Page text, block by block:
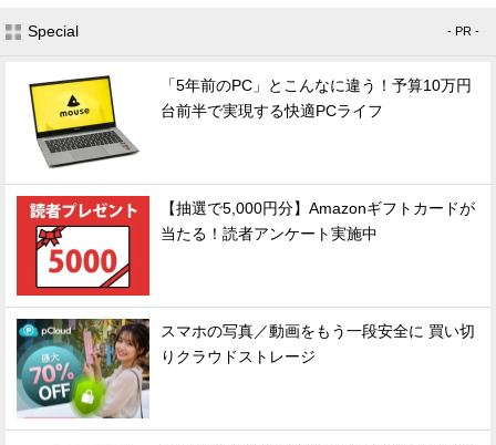
Special - PR -
「5年前のPC」とこんなに違う！予算10万円
台前半で実現する快適PCライフ
【抽選で5,000円分】Amazonギフトカードが
当たる！読者アンケート実施中
スマホの写真／動画をもう一段安全に 買い切
りクラウドストレージ